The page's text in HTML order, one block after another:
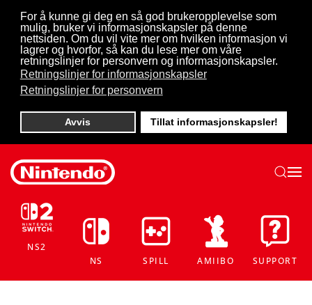
For å kunne gi deg en så god brukeropplevelse som
mulig, bruker vi informasjonskapsler på denne
nettsiden. Om du vil vite mer om hvilken informasjon vi
lagrer og hvorfor, så kan du lese mer om våre
retningslinjer for personvern og informasjonskapsler.
Retningslinjer for informasjonskapsler
Retningslinjer for personvern
Avvis Tillat informasjonskapsler!
Skip to main content
NS2
NS
SPILL AMIIBO SUPPORT